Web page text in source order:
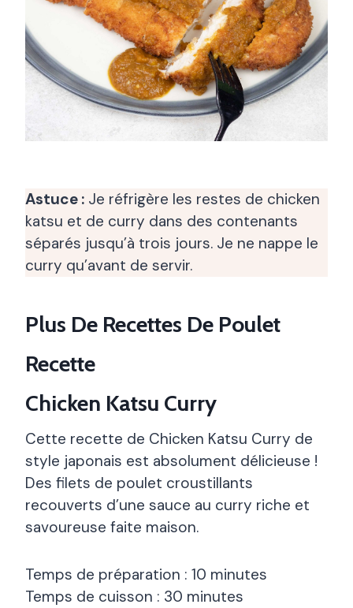
Astuce : Je réfrigère les restes de chicken
katsu et de curry dans des contenants
séparés jusqu’à trois jours. Je ne nappe le
curry qu’avant de servir.
Plus De Recettes De Poulet
Recette
Chicken Katsu Curry
Cette recette de Chicken Katsu Curry de
style japonais est absolument délicieuse !
Des filets de poulet croustillants
recouverts d’une sauce au curry riche et
savoureuse faite maison.
Temps de préparation : 10 minutes
Temps de cuisson : 30 minutes